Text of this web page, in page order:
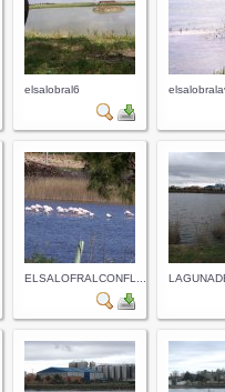
elsalobral6
ELSALOFRALCONFL...